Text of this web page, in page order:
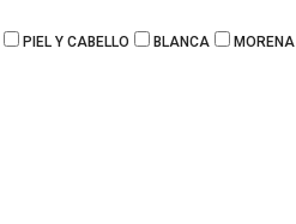
PIEL Y CABELLO BLANCA MORENA